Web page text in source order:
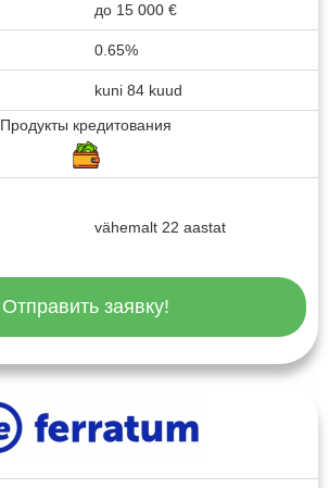
до 15 000 €
0.65%
kuni 84 kuud
Продукты кредитования
vähemalt 22 aastat
Отправить заявку!